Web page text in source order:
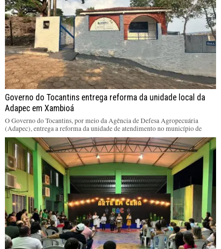
Governo do Tocantins entrega reforma da unidade local da
Adapec em Xambioá
O Governo do Tocantins, por meio da Agência de Defesa Agropecuária
(Adapec), entrega a reforma da unidade de atendimento no município de